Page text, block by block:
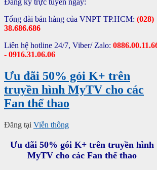
Đăng ký trực tuyến ngay:
Tổng đài bán hàng của VNPT TP.HCM: (028)
38.686.686
Liên hệ hotline 24/7, Viber/ Zalo:
- 0916.31.06.06
Ưu đãi 50% gói K+ trên
truyền hình MyTV cho các
Fan thể thao
Đăng tại Viễn thông
Ưu đãi 50% gói K+ trên truyền hình
MyTV cho các Fan thể thao